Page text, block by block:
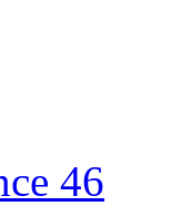
46